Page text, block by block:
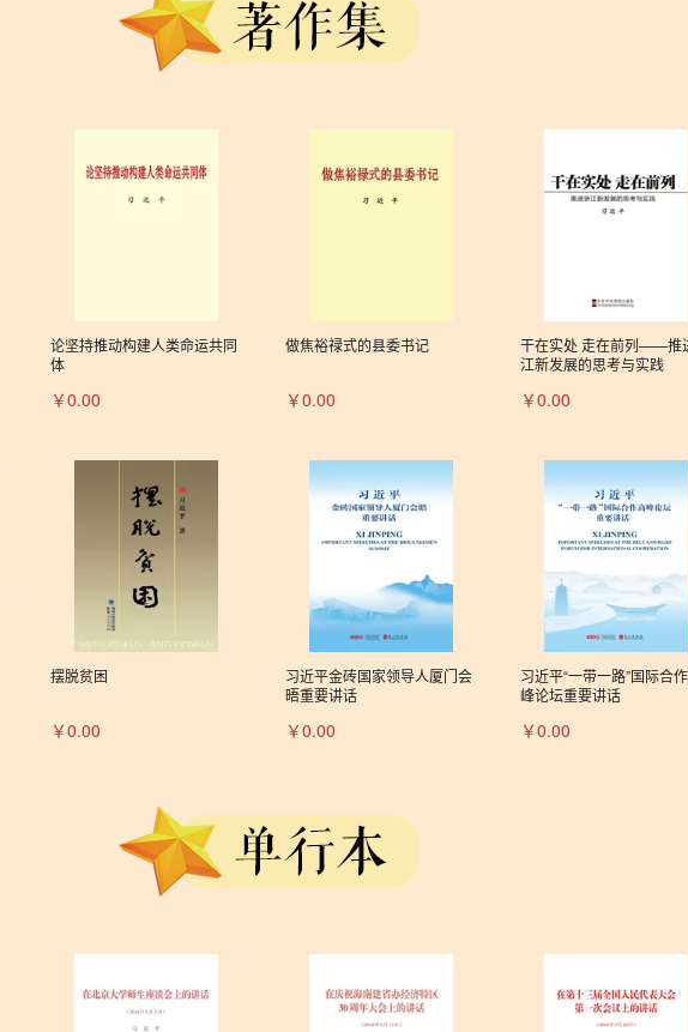
论坚持推动构建人类命运共同
体
￥0.00
做焦裕禄式的县委书记
￥0.00
干在实处 走在前列——推
江新发展的思考与实践
￥0.00
摆脱贫困
￥0.00
习近平金砖国家领导人厦门会
晤重要讲话
￥0.00
习近平“一带一路”国际合
峰论坛重要讲话
￥0.00